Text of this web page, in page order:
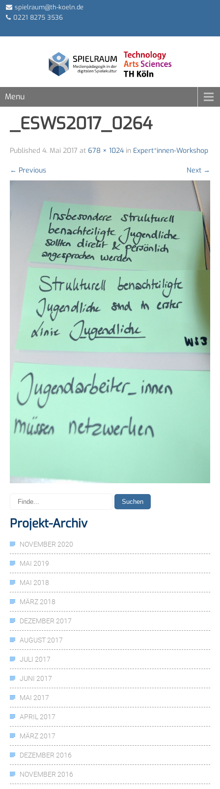
spielraum@th-koeln.de
0221 8275 3536
Menu
_ESWS2017_0264
Published 4. Mai 2017 at 678 × 1024 in Expert*innen-Workshop
← Previous Next →
Projekt-Archiv
NOVEMBER 2020
MAI 2019
MAI 2018
MÄRZ 2018
DEZEMBER 2017
AUGUST 2017
JULI 2017
JUNI 2017
MAI 2017
APRIL 2017
MÄRZ 2017
DEZEMBER 2016
NOVEMBER 2016